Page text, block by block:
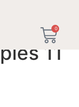
0
7 pies 11
11